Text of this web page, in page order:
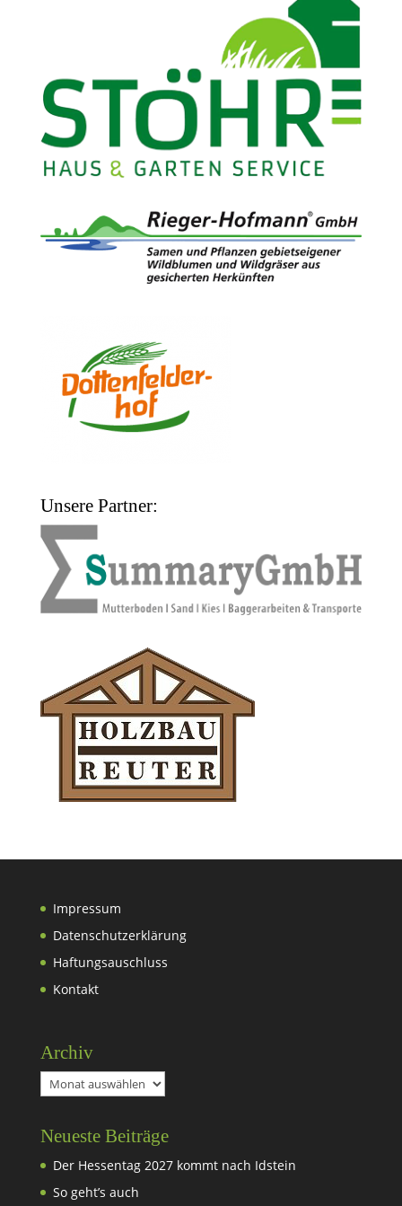
Unsere Partner:
Impressum
Datenschutzerklärung
Haftungsauschluss
Kontakt
Archiv
Archiv
Neueste Beiträge
Der Hessentag 2027 kommt nach Idstein
So geht’s auch